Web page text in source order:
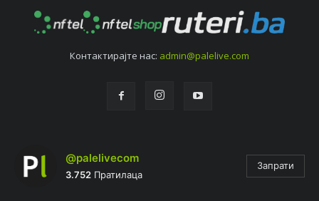
Контактирајтe нас: admin@palelive.com
@palelivecom
3.752 Пратилаца
Запрати